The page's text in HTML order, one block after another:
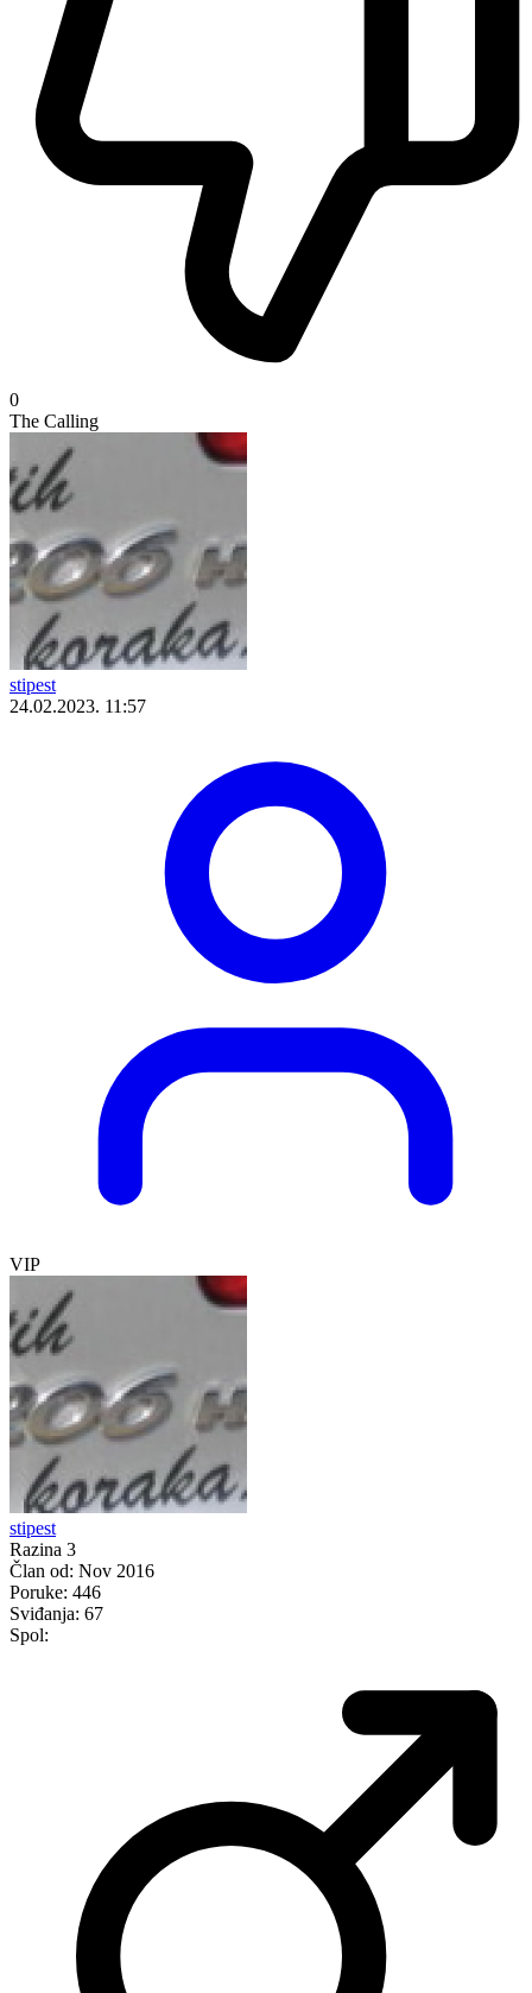
0
The Calling
stipest
24.02.2023. 11:57
VIP
stipest
Razina 3
Član od: Nov 2016
Poruke: 446
Sviđanja: 67
Spol: